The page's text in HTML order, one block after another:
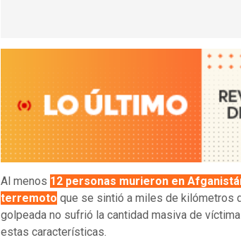
Al menos 12 personas murieron en
terremoto que se sintió a miles de kilómetros
golpeada no sufrió la cantidad masiva de
estas características.